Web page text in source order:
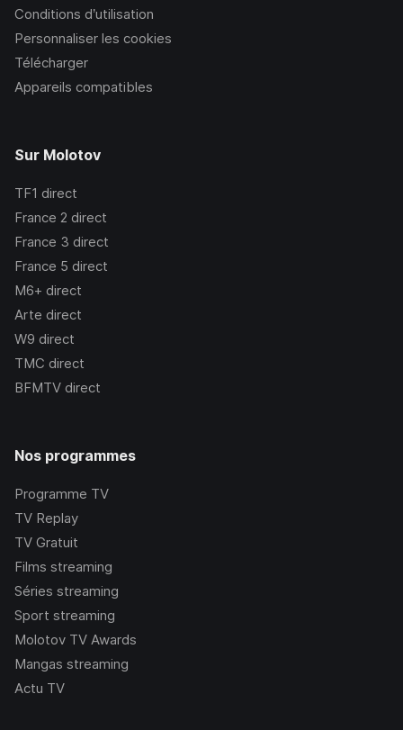
Conditions d’utilisation
Personnaliser les cookies
Télécharger
Appareils compatibles
Sur Molotov
TF1 direct
France 2 direct
France 3 direct
France 5 direct
M6+ direct
Arte direct
W9 direct
TMC direct
BFMTV direct
Nos programmes
Programme TV
TV Replay
TV Gratuit
Films streaming
Séries streaming
Sport streaming
Molotov TV Awards
Mangas streaming
Actu TV